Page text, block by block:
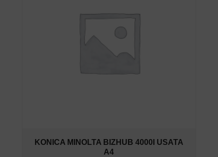
KONICA MINOLTA BIZHUB 4000I USATA
A4